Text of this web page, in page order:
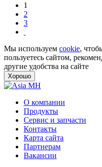
1
2
3
Мы используем cookie,
пользуетесь сайтом,
другие удобства на сайте
Хорошо
О компании
Продукты
Сервис и запчасти
Контакты
Карта сайта
Партнерам
Вакансии